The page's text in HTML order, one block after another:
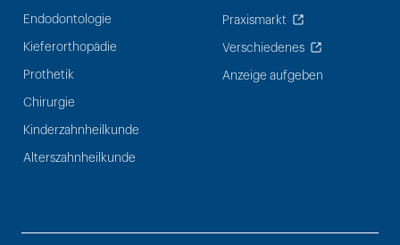
Endodontologie
Kieferorthopädie
Prothetik
Chirurgie
Kinderzahnheilkunde
Alterszahnheilkunde
Praxismarkt
Verschiedenes
Anzeige aufgeben